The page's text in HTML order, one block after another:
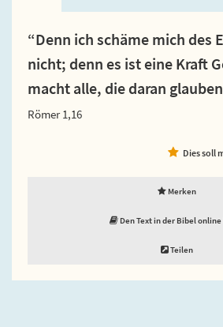
“Denn ich schäme mich des
nicht; denn es ist eine Kraft
macht alle, die daran
Römer 1,16
Dies soll
Merken
Den Text in der Bibel
Teilen